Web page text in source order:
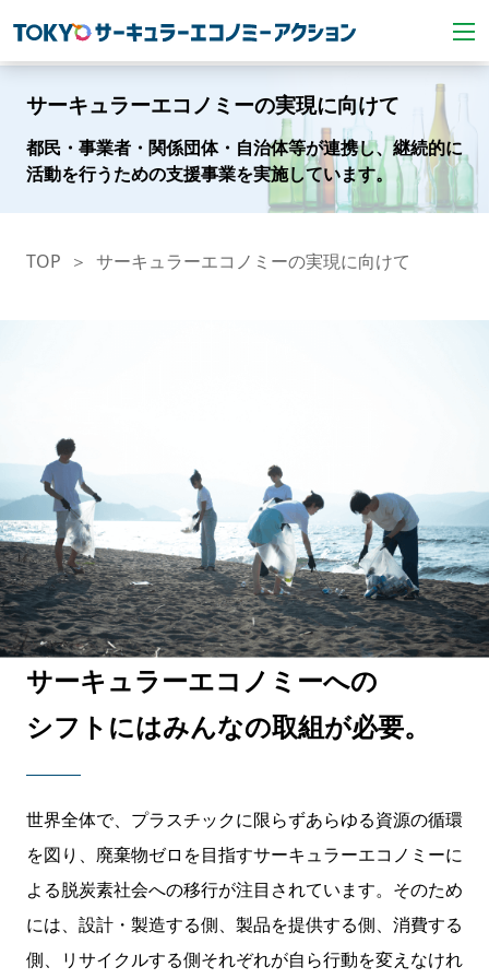
サーキュラーエコノミーの実現に向けて
都民・事業者・関係団体・自治体等が連携し、継続的に
活動を行うための支援事業を実施しています。
TOP サーキュラーエコノミーの実現に向けて
サーキュラーエコノミーへの
シフトにはみんなの取組が必要。
世界全体で、プラスチックに限らずあらゆる資源の循環
を図り、廃棄物ゼロを目指すサーキュラーエコノミーに
よる脱炭素社会への移行が注目されています。そのため
には、設計・製造する側、製品を提供する側、消費する
側、リサイクルする側それぞれが自ら行動を変えなけれ